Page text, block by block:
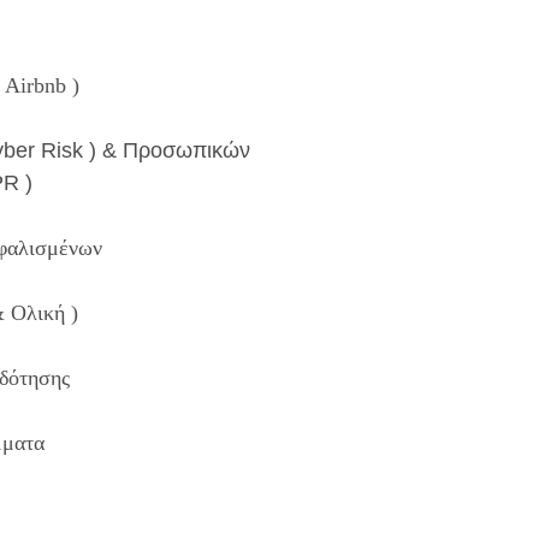
Airbnb )
Risk ) & Προσωπικών
)
Ολική )